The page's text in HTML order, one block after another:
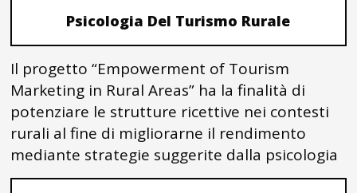
Psicologia Del Turismo Rurale
Il progetto “Empowerment of Tourism
Marketing in Rural Areas” ha la finalità di
potenziare le strutture ricettive nei contesti
rurali al fine di migliorarne il rendimento
mediante strategie suggerite dalla psicologia